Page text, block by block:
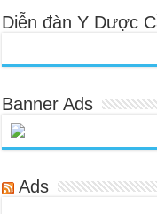
Diễn đàn Y Dược
Banner Ads
Ads